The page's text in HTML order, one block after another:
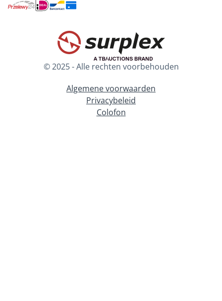
© 2025 - Alle rechten voorbehouden
Algemene voorwaarden
Privacybeleid
Colofon